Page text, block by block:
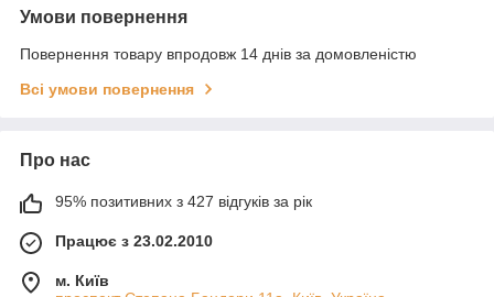
Умови повернення
Повернення товару впродовж 14 днів за домовленістю
Всі умови повернення
Про нас
95% позитивних з 427 відгуків за рік
Працює з 23.02.2010
м. Київ